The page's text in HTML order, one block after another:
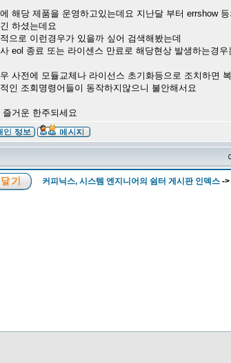
해당 제품을 운영하고있는데요 지난달 부터 errshow
하셨는데요
으로 이런경우가 있을까 싶어 검색해봤는데
eol 종료 또는 라이센스 만료로 해당현상 발생하는경
사전에 모듈교체나 라이선스 초기화등으로 조치하면
인 조회명령어들이 동작하지않으니 불안해서요
즐거운 한주되세요
커피닉스, 시스템 엔지니어의 쉼터 게시판 인덱스 ->